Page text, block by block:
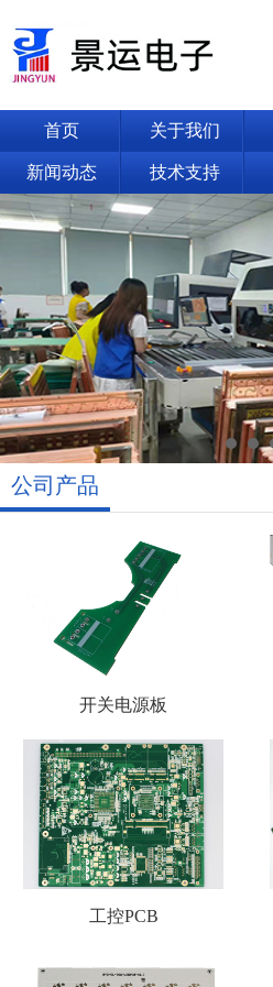
首页 关于我们
新闻动态 技术支持
公司产品
开关电源板
工控PCB